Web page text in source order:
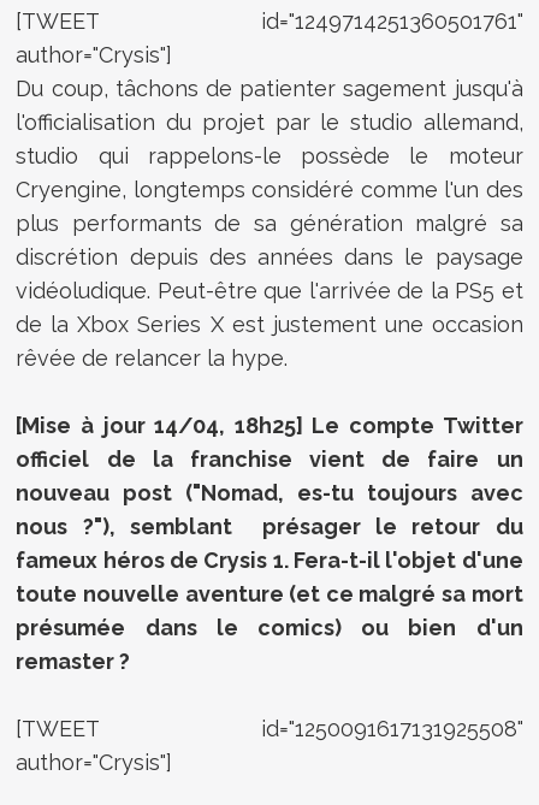
[TWEET id="1249714251360501761"
author="Crysis"]
Du coup, tâchons de patienter sagement jusqu'à
l'officialisation du projet par le studio allemand,
studio qui rappelons-le possède le moteur
Cryengine, longtemps considéré comme l'un des
plus performants de sa génération malgré sa
discrétion depuis des années dans le paysage
vidéoludique. Peut-être que l'arrivée de la PS5 et
de la Xbox Series X est justement une occasion
rêvée de relancer la hype.
[Mise à jour 14/04, 18h25] Le compte Twitter
officiel de la franchise vient de faire un
nouveau post ("Nomad, es-tu toujours avec
nous ?"), semblant présager le retour du
fameux héros de Crysis 1. Fera-t-il l'objet d'une
toute nouvelle aventure (et ce malgré sa mort
présumée dans le comics) ou bien d'un
remaster ?
[TWEET id="1250091617131925508"
author="Crysis"]